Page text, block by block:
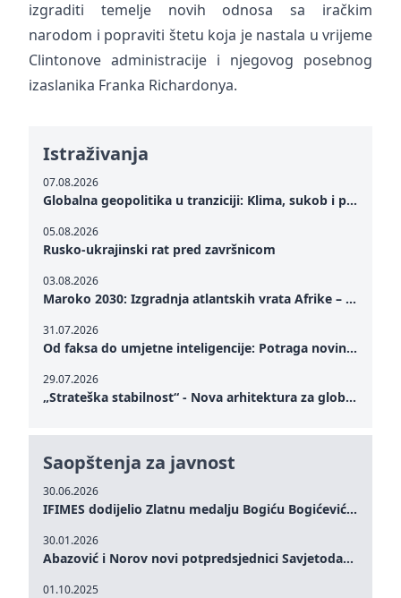
izgraditi temelje novih odnosa sa iračkim
narodom i popraviti štetu koja je nastala u vrijeme
Clintonove administracije i njegovog posebnog
izaslanika Franka Richardonya.
Saopštenja za javnost
30.06.2026
IFIMES dodijelio Zlatnu medalju Bogiću Bogićeviću za izuzetan doprinos demokratskim vrijednostima i miru
30.01.2026
Abazović i Norov novi potpredsjednici Savjetodavnog odbora IFIMES-a
01.10.2025
Istraživanja
07.08.2026
Globalna geopolitika u tranziciji: Klima, sukob i potraga za mirom
05.08.2026
Rusko-ukrajinski rat pred završnicom
03.08.2026
Maroko 2030: Izgradnja atlantskih vrata Afrike – od Tangera u Mediteranu do novog geopolitičkog koridora
31.07.2026
Od faksa do umjetne inteligencije: Potraga novinarstva za istinom u digitalnom dobu
29.07.2026
„Strateška stabilnost“ - Nova arhitektura za globalnu saradnju